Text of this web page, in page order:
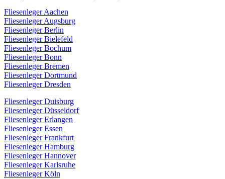
Fliesenleger Aachen
Fliesenleger Augsburg
Fliesenleger Berlin
Fliesenleger Bielefeld
Fliesenleger Bochum
Fliesenleger Bonn
Fliesenleger Bremen
Fliesenleger Dortmund
Fliesenleger Dresden
Fliesenleger Duisburg
Fliesenleger Düsseldorf
Fliesenleger Erlangen
Fliesenleger Essen
Fliesenleger Frankfurt
Fliesenleger Hamburg
Fliesenleger Hannover
Fliesenleger Karlsruhe
Fliesenleger Köln